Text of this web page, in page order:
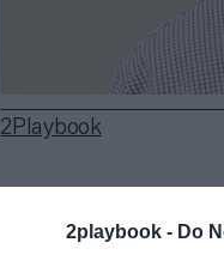
2playbook - Do
2Playbook